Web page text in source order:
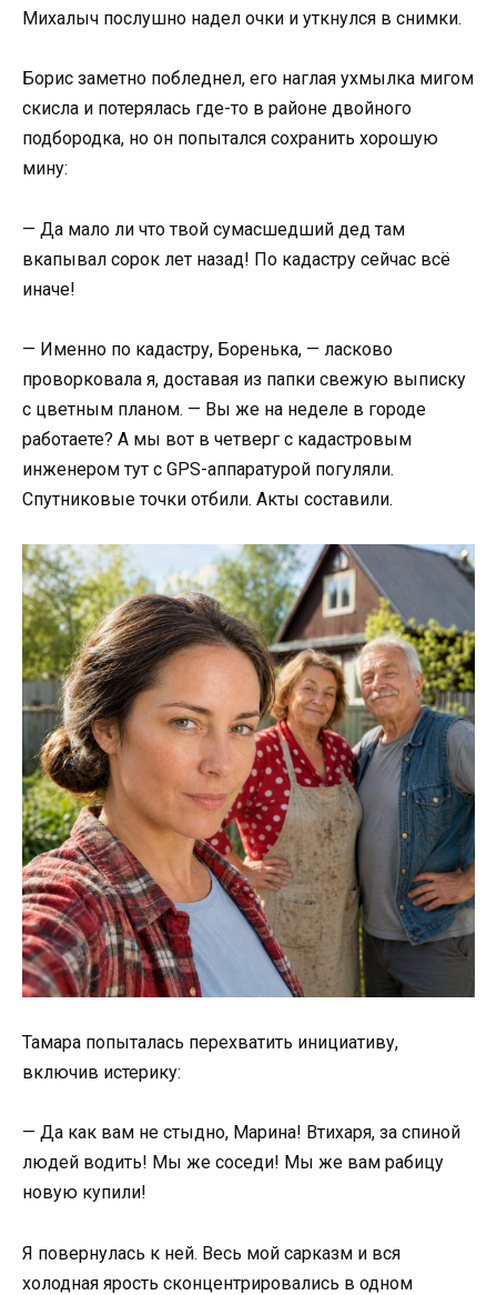
Михалыч послушно надел очки и уткнулся в снимки.
Борис заметно побледнел, его наглая ухмылка мигом
скисла и потерялась где-то в районе двойного
подбородка, но он попытался сохранить хорошую
мину:
— Да мало ли что твой сумасшедший дед там
вкапывал сорок лет назад! По кадастру сейчас всё
иначе!
— Именно по кадастру, Боренька, — ласково
проворковала я, доставая из папки свежую выписку
с цветным планом. — Вы же на неделе в городе
работаете? А мы вот в четверг с кадастровым
инженером тут с GPS-аппаратурой погуляли.
Спутниковые точки отбили. Акты составили.
Тамара попыталась перехватить инициативу,
включив истерику:
— Да как вам не стыдно, Марина! Втихаря, за спиной
людей водить! Мы же соседи! Мы же вам рабицу
новую купили!
Я повернулась к ней. Весь мой сарказм и вся
холодная ярость сконцентрировались в одном